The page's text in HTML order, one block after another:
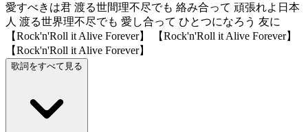
愛すべきは君 渡る世間理不尽でも 絡み合って 頑張れよ日本
人 渡る世界理不尽でも 愛し合って ひとつになろう 友に
【Rock'n'Roll it Alive Forever】 【Rock'n'Roll it Alive Forever】
【Rock'n'Roll it Alive Forever】
歌詞をすべて見る